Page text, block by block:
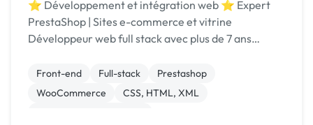
⭐ Développement et intégration web ⭐ Expert
PrestaShop | Sites e-commerce et vitrine
Développeur web full stack avec plus de 7 ans
étapes techniques de la création d’un site internet :
d...
Front-end Full-stack
Prestashop
WooCommerce
CSS, HTML, XML